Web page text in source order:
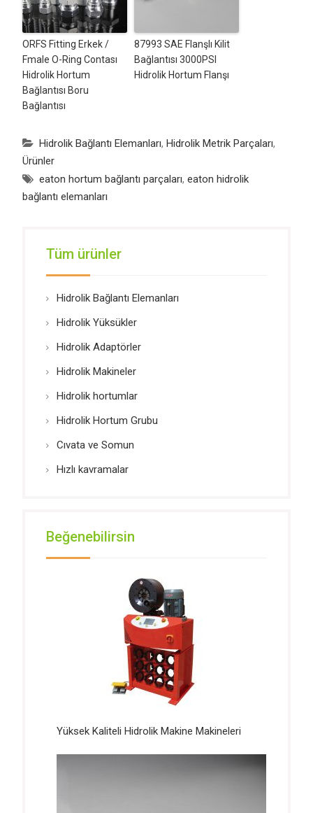
ORFS Fitting Erkek /
Fmale O-Ring Contası
Hidrolik Hortum
Bağlantısı Boru
Bağlantısı
87993 SAE Flanşlı Kilit
Bağlantısı 3000PSI
Hidrolik Hortum Flanşı
Hidrolik Bağlantı Elemanları, Hidrolik Metrik Parçaları,
Ürünler
eaton hortum bağlantı parçaları, eaton hidrolik
bağlantı elemanları
Tüm ürünler
Hidrolik Bağlantı Elemanları
Hidrolik Yüksükler
Hidrolik Adaptörler
Hidrolik Makineler
Hidrolik hortumlar
Hidrolik Hortum Grubu
Cıvata ve Somun
Hızlı kavramalar
Beğenebilirsin
Yüksek Kaliteli Hidrolik Makine Makineleri